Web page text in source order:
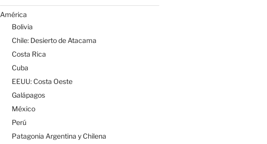
América
Bolivia
Chile: Desierto de Atacama
Costa Rica
Cuba
EEUU: Costa Oeste
Galápagos
México
Perú
Patagonia Argentina y Chilena